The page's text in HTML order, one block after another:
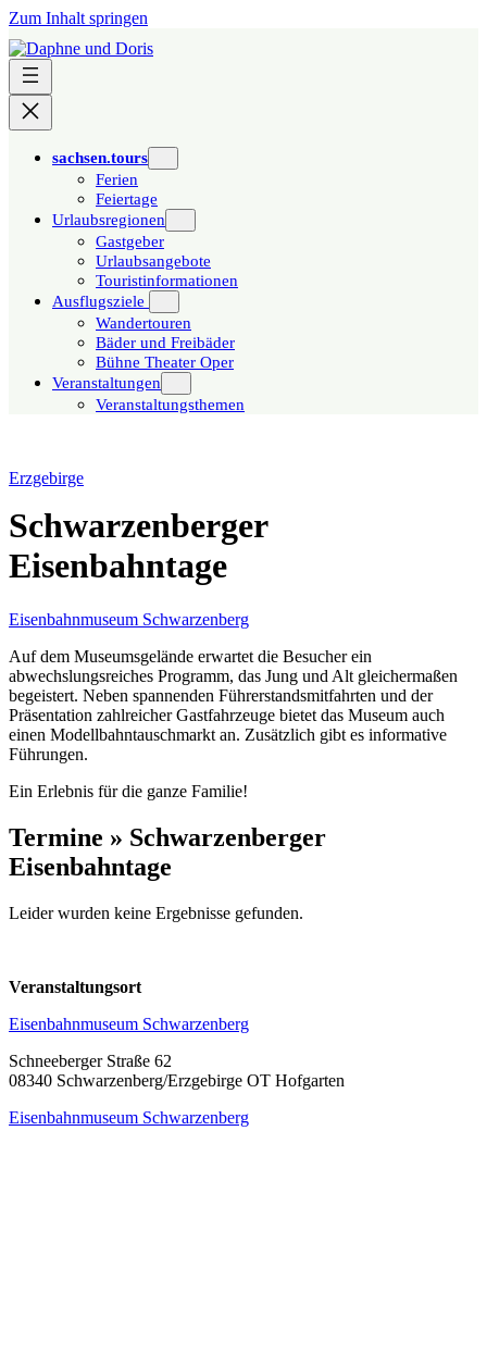
Zum Inhalt springen
sachsen.tours
Ferien
Feiertage
Urlaubsregionen
Gastgeber
Urlaubsangebote
Touristinformationen
Ausflugsziele
Wandertouren
Bäder und Freibäder
Bühne Theater Oper
Veranstaltungen
Veranstaltungsthemen
Erzgebirge
Schwarzenberger
Eisenbahntage
Eisenbahnmuseum Schwarzenberg
Auf dem Museumsgelände erwartet die Besucher ein
abwechslungsreiches Programm, das Jung und Alt gleichermaßen
begeistert. Neben spannenden Führerstandsmitfahrten und der
Präsentation zahlreicher Gastfahrzeuge bietet das Museum auch
einen Modellbahntauschmarkt an. Zusätzlich gibt es informative
Führungen.
Ein Erlebnis für die ganze Familie!
Termine » Schwarzenberger
Eisenbahntage
Leider wurden keine Ergebnisse gefunden.
Veranstaltungsort
Eisenbahnmuseum Schwarzenberg
Schneeberger Straße 62
08340 Schwarzenberg/Erzgebirge OT Hofgarten
Eisenbahnmuseum Schwarzenberg